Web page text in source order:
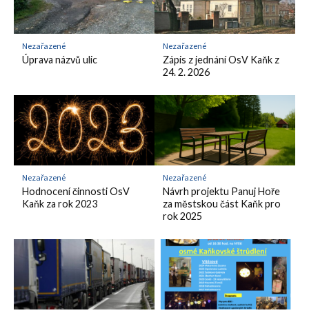
Nezařazené
Úprava názvů ulic
Nezařazené
Zápis z jednání OsV Kaňk z
24. 2. 2026
Nezařazené
Hodnocení činnosti OsV
Kaňk za rok 2023
Nezařazené
Návrh projektu Panuj Hoře
za městskou část Kaňk pro
rok 2025